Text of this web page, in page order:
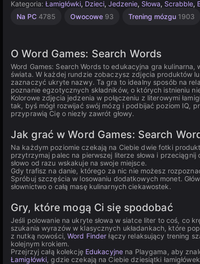
Kategoria: Łamigłówki, Dzieci, Jedzenie, Słowa, Scrabble,
Na PC 4785 Owocowe 93 Trening mózgu 1903
Łamigłówki
Zbieranie
Zręcznościowe
Komputerowe
Logiczne
Rosyjskie
Multiplayer
O Word Games: Search Words
Word Games: Search Words to edukacyjna gra
świata. W każdej rundzie zobaczysz zdjęcia produktów
zaznaczyć ukryte nazwy. Ta gra to idealny sposób na
poznanie egzotycznych składników, o których istnieniu
Kolorowe zdjęcia jedzenia w połączeniu z literowymi
tak, byś mógł rozwijać swój mózg i podbijać poziom IQ,
przyprawią Cię o niezły zawrót głowy.
Jak grać w Word Games: Search
Na każdym poziomie czekają na Ciebie dwie fotki
przytrzymaj palec na pierwszej literze słowa i
słowo od razu wskakuje na swoje miejsce.
Gdy trafisz na danie, którego za nic nie możesz
Spróbuj szczęścia w losowaniu dodatkowych monet.
słownictwo o całą masę kulinarnych ciekawostek.
Gry, które mogą Ci się spodobać
Jeśli polowanie na ukryte słowa w siatce liter to coś, co
szukania wyrazów w klasycznych układankach, które
z nutką nowości,Word Finder łączy relaksujący trening
kolejnym krokiem.
Przejrzyj całą kolekcję Edukacyjne na Playgama, aby
Łamigłówki, gdzie czekają na Ciebie dziesiątki